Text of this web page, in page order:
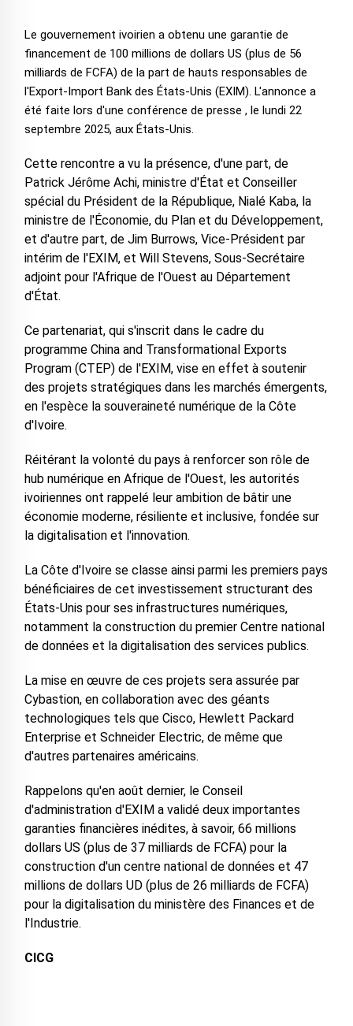
Le gouvernement ivoirien a obtenu une garantie de
financement de 100 millions de dollars US (plus de 56
milliards de FCFA) de la part de hauts responsables de
l'Export-Import Bank des États-Unis (EXIM). L'annonce a
été faite lors d'une conférence de presse , le lundi 22
septembre 2025, aux États-Unis.
Cette rencontre a vu la présence, d'une part, de
Patrick Jérôme Achi, ministre d'État et Conseiller
spécial du Président de la République, Nialé Kaba, la
ministre de l'Économie, du Plan et du Développement,
et d'autre part, de Jim Burrows, Vice-Président par
intérim de l'EXIM, et Will Stevens, Sous-Secrétaire
adjoint pour l'Afrique de l'Ouest au Département
d'État.
Ce partenariat, qui s'inscrit dans le cadre du
programme China and Transformational Exports
Program (CTEP) de l'EXIM, vise en effet à soutenir
des projets stratégiques dans les marchés émergents,
en l'espèce la souveraineté numérique de la Côte
d'Ivoire.
Réitérant la volonté du pays à renforcer son rôle de
hub numérique en Afrique de l'Ouest, les autorités
ivoiriennes ont rappelé leur ambition de bâtir une
économie moderne, résiliente et inclusive, fondée sur
la digitalisation et l'innovation.
La Côte d'Ivoire se classe ainsi parmi les premiers pays
bénéficiaires de cet investissement structurant des
États-Unis pour ses infrastructures numériques,
notamment la construction du premier Centre national
de données et la digitalisation des services publics.
La mise en œuvre de ces projets sera assurée par
Cybastion, en collaboration avec des géants
technologiques tels que Cisco, Hewlett Packard
Enterprise et Schneider Electric, de même que
d'autres partenaires américains.
Rappelons qu'en août dernier, le Conseil
d'administration d'EXIM a validé deux importantes
garanties financières inédites, à savoir, 66 millions
dollars US (plus de 37 milliards de FCFA) pour la
construction d'un centre national de données et 47
millions de dollars UD (plus de 26 milliards de FCFA)
pour la digitalisation du ministère des Finances et de
l'Industrie.
CICG